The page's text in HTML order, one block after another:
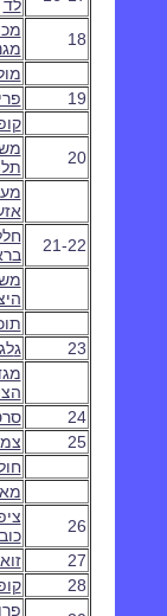
לד
18
19
20
21-22
23
ג
24
25
26
27
28